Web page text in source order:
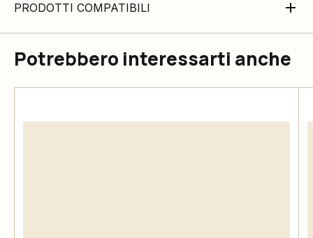
PRODOTTI COMPATIBILI
Potrebbero interessarti anche